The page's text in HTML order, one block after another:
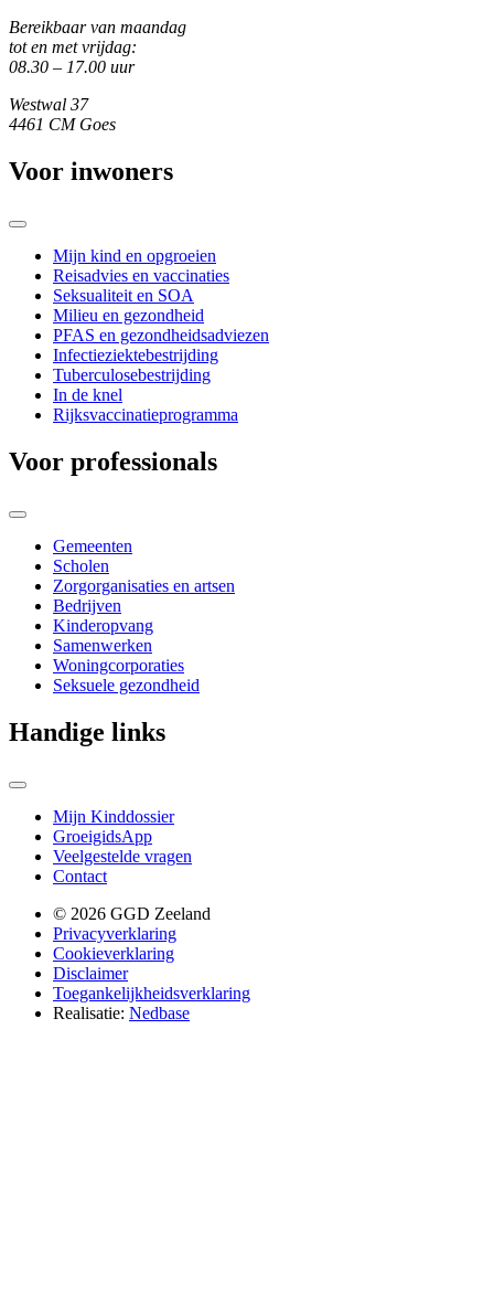
Bereikbaar van maandag
tot en met vrijdag:
08.30 – 17.00 uur
Westwal 37
4461 CM Goes
Voor inwoners
Mijn kind en opgroeien
Reisadvies en vaccinaties
Seksualiteit en SOA
Milieu en gezondheid
PFAS en gezondheidsadviezen
Infectieziektebestrijding
Tuberculosebestrijding
In de knel
Rijksvaccinatieprogramma
Voor professionals
Gemeenten
Scholen
Zorgorganisaties en artsen
Bedrijven
Kinderopvang
Samenwerken
Woningcorporaties
Seksuele gezondheid
Handige links
Mijn Kinddossier
GroeigidsApp
Veelgestelde vragen
Contact
© 2026 GGD Zeeland
Privacyverklaring
Cookieverklaring
Disclaimer
Toegankelijkheidsverklaring
Realisatie: Nedbase